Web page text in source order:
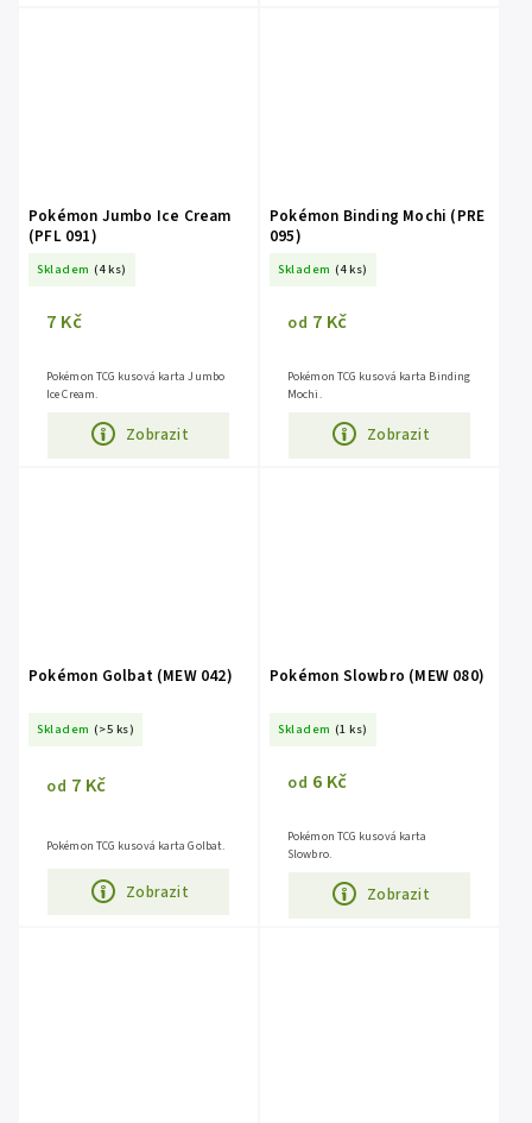
Pokémon Jumbo Ice Cream
(PFL 091)
Skladem (4 ks)
7 Kč
Zobrazit
Pokémon TCG kusová karta Jumbo
Ice Cream.
Pokémon Binding Mochi (PRE
095)
Skladem (4 ks)
od 7 Kč
Zobrazit
Pokémon TCG kusová karta Binding
Mochi.
Pokémon Golbat (MEW 042)
Skladem (>5 ks)
od 7 Kč
Zobrazit
Pokémon TCG kusová karta Golbat.
Pokémon Slowbro (MEW 080)
Skladem (1 ks)
od 6 Kč
Zobrazit
Pokémon TCG kusová karta
Slowbro.